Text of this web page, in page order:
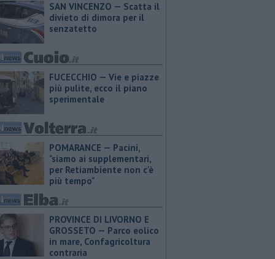
SAN VINCENZO — Scatta il
divieto di dimora per il
senzatetto
FUCECCHIO — Vie e piazze
più pulite, ecco il piano
sperimentale
POMARANCE — Pacini,
"siamo ai supplementari,
per Retiambiente non c'è
più tempo"
PROVINCE DI LIVORNO E
GROSSETO — Parco eolico
in mare, Confagricoltura
contraria